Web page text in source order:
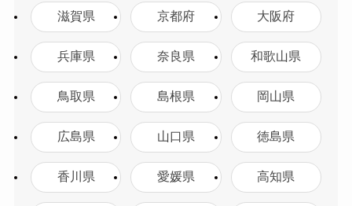
滋賀県 京都府 大阪府
兵庫県 奈良県 和歌山県
鳥取県 島根県 岡山県
広島県 山口県 徳島県
香川県 愛媛県 高知県